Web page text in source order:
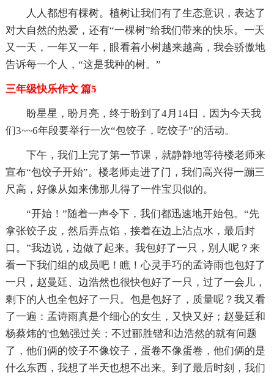
人人都想有棵树。植树让我们有了生态意识，表达了
对大自然的热爱，还有“一棵树”给我们带来的快乐。一天
又一天，一年又一年，眼看着小树越来越高，我会骄傲地
告诉每一个人，“这是我种的树。”
三年级快乐作文 篇5
盼星星，盼月亮，终于盼到了4月14日，因为今天我
们3~~6年段要举行一次“包饺子，吃饺子”的活动。
下午，我们上完了第一节课，就静静地等待楼老师来
宣布“包饺子开始”。楼老师走进了门，我们高兴得一蹦三
尺高，好像从如来佛那儿得了一件宝贝似的。
“开始！”随着一声令下，我们都迅速地开始包。“先
拿张饺子皮，然后弄点馅，接着在边上沾点水，最后封
口。”我边说，边做了起来。我包好了一只，别人呢？来
看一下我们组的成员吧！瞧！心灵手巧的孟诗雨也包好了
一只，赵曼廷、边浩然也很快包好了一只，过了一会儿，
剩下的人也全包好了一只。包是包好了，质量呢？我又看
了一遍：孟诗雨真是个细心的女生，又快又好；赵曼廷和
杨蔡炜的'也勉强过关；不过郦胜锴和边浩然的就有问题
了，他们俩的饺子不像饺子，蛋卷不像蛋卷，他们俩的是
什么东西，我想了半天也想不出来。到了最后时刻，我们